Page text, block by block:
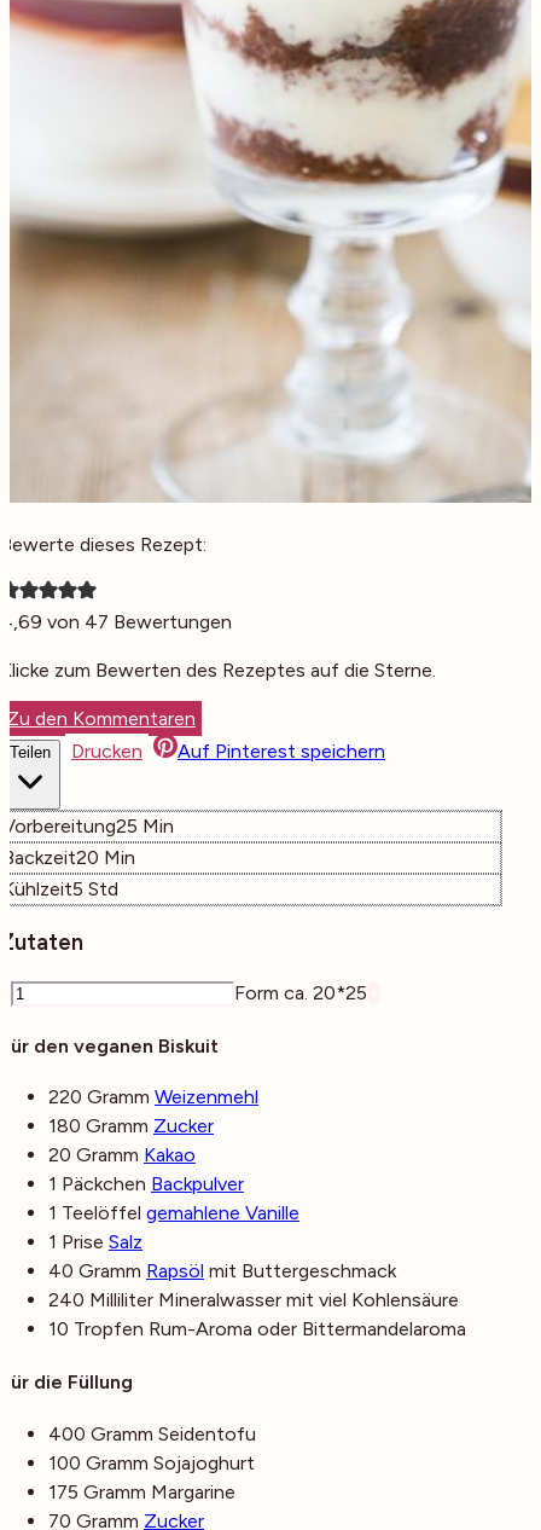
Bewerte dieses Rezept:
4,69 von 47 Bewertungen
Klicke zum Bewerten des Rezeptes auf die Sterne.
Zu den Kommentaren
Teilen Drucken Auf Pinterest speichern
Vorbereitung25 Minuten
Min
Backzeit20 Minuten
Min
Kühlzeit5 Stunden
Std
Zutaten
Form ca. 20*25
Für den veganen Biskuit
220 Gramm Weizenmehl
180 Gramm Zucker
20 Gramm Kakao
1 Päckchen Backpulver
1 Teelöffel gemahlene Vanille
1 Prise Salz
40 Gramm Rapsöl mit Buttergeschmack
240 Milliliter Mineralwasser mit viel Kohlensäure
10 Tropfen Rum-Aroma oder Bittermandelaroma
Für die Füllung
400 Gramm Seidentofu
100 Gramm Sojajoghurt
175 Gramm Margarine
70 Gramm Zucker